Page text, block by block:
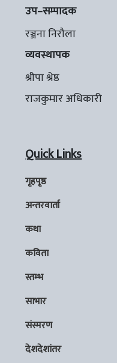
उप–सम्पादक
रञ्जना निरौला
व्यवस्थापक
श्रीपा श्रेष्ठ
राजकुमार अधिकारी
Quick Links
गृहपृष्ठ
अन्तरवार्ता
कथा
कविता
स्तम्भ
साभार
संस्मरण
देशदेशांतर